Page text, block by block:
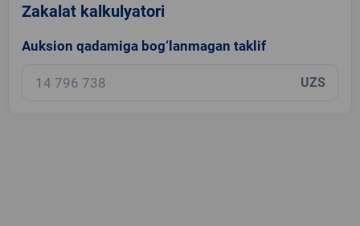
Zakalat kalkulyatori
Auksion qadamiga bog‘lanmagan taklif
UZS